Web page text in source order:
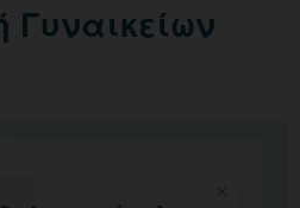
Γυναικείων